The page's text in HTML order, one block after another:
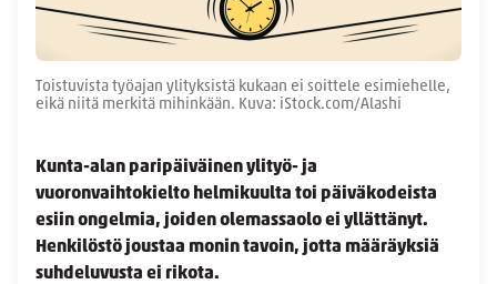
Toistuvista työajan ylityksistä kukaan ei soittele esimiehelle,
eikä niitä merkitä mihinkään. Kuva: iStock.com/Alashi
Kunta-alan paripäiväinen ylityö- ja
vuoronvaihtokielto helmikuulta toi päiväkodeista
esiin ongelmia, joiden olemassaolo ei yllättänyt.
Henkilöstö joustaa monin tavoin, jotta määräyksiä
suhdeluvusta ei rikota.